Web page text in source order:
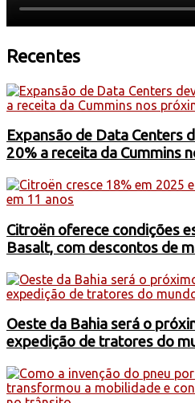
Recentes
Expansão de Data Centers
20% a receita da Cummins
Citroën oferece condições
Basalt, com descontos de
Oeste da Bahia será o
expedição de tratores do